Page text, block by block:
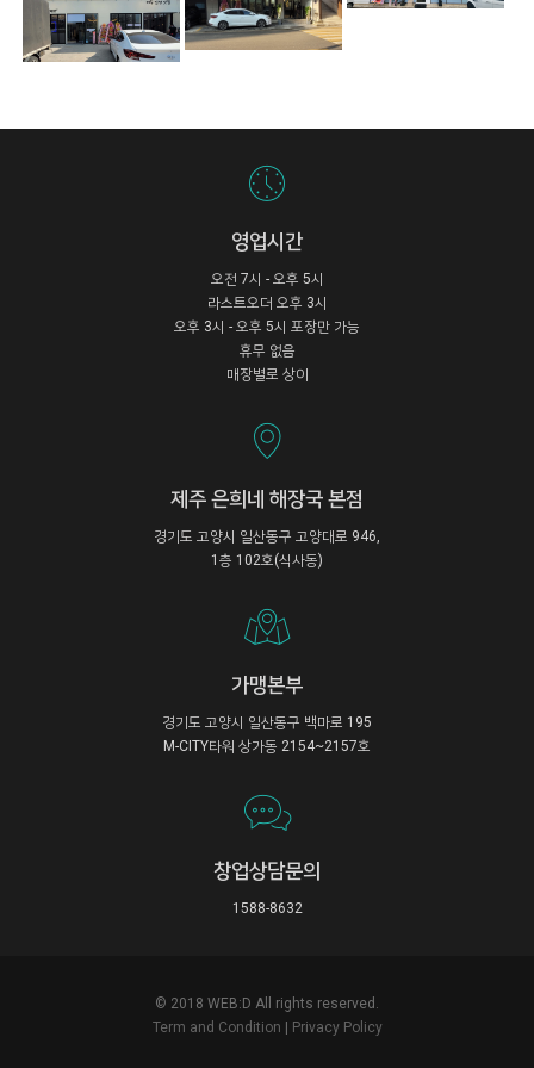
영업시간
오전 7시 - 오후 5시
라스트오더 오후 3시
오후 3시 - 오후 5시 포장만 가능
휴무 없음
매장별로 상이
제주 은희네 해장국 본점
경기도 고양시 일산동구 고양대로 946,
1층 102호(식사동)
가맹본부
경기도 고양시 일산동구 백마로 195
M-CITY타워 상가동 2154~2157호
창업상담문의
1588-8632
© 2018 WEB:D All rights reserved.
Term and Condition
Privacy Policy